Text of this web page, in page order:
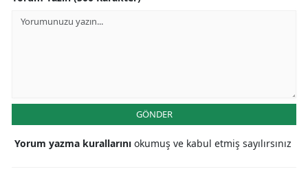
GÖNDER
Yorum yazma kurallarını okumuş ve kabul etmiş sayılırsınız